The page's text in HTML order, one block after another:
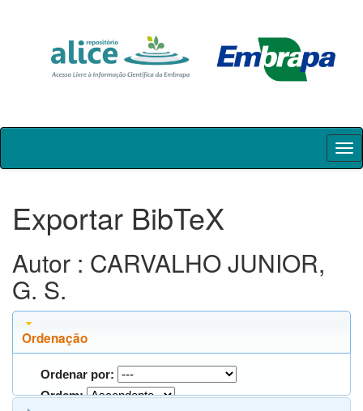
Skip
Exportar BibTeX
Autor : CARVALHO JUNIOR,
G. S.
Ordenação
Ordenar por:
Ordem: